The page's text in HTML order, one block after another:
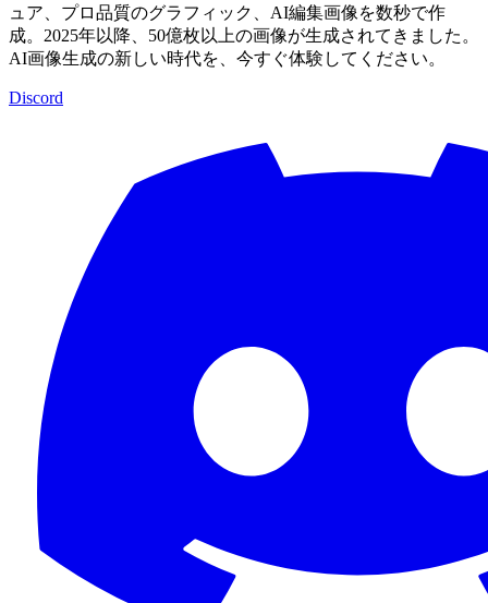
ュア、プロ品質のグラフィック、AI編集画像を数秒で作
成。2025年以降、50億枚以上の画像が生成されてきました。
AI画像生成の新しい時代を、今すぐ体験してください。
Discord